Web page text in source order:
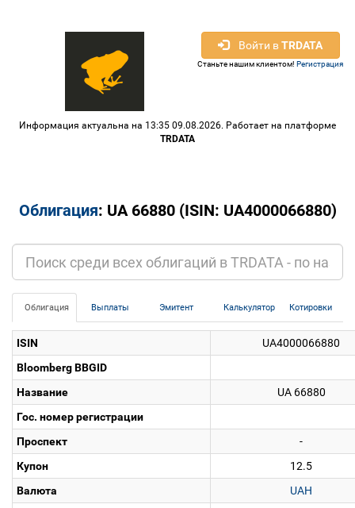
Войти вTRDATA
Станьте нашим клиентом! Регистрация
Информация актуальна на 13:35 09.08.2026. Работает на платформе
TRDATA
Облигация: UA 66880 (ISIN: UA4000066880)
Облигация Выплаты Эмитент Калькулятор Котировки
ISIN
UA4000066880
Bloomberg BBGID
Название
UA 66880
Гос. номер регистрации
Проспект
-
Купон
12.5
Валюта
UAH